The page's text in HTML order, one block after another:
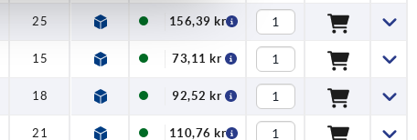
25 156,39 kr
15 73,11 kr
18 92,52 kr
21 110,76 kr